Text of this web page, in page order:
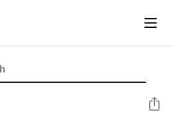
Share